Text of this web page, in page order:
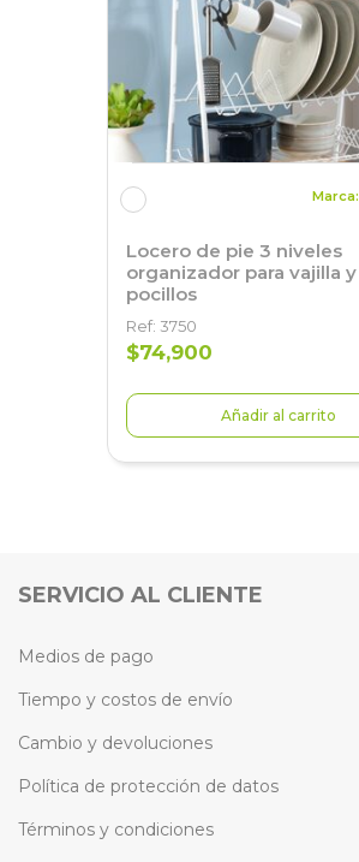
Marca:
Locero de pie 3 niveles
organizador para vajilla y
pocillos
Ref: 3750
$74,900
Añadir al carrito
SERVICIO AL CLIENTE
Medios de pago
Tiempo y costos de envío
Cambio y devoluciones
Política de protección de datos
Términos y condiciones